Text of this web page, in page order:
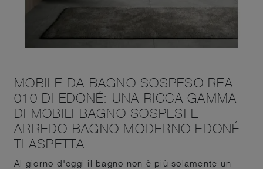
MOBILE DA BAGNO SOSPESO REA
010 DI EDONÉ: UNA RICCA GAMMA
DI MOBILI BAGNO SOSPESI E
ARREDO BAGNO MODERNO EDONÉ
TI ASPETTA
Al giorno d'oggi il bagno non è più solamente un